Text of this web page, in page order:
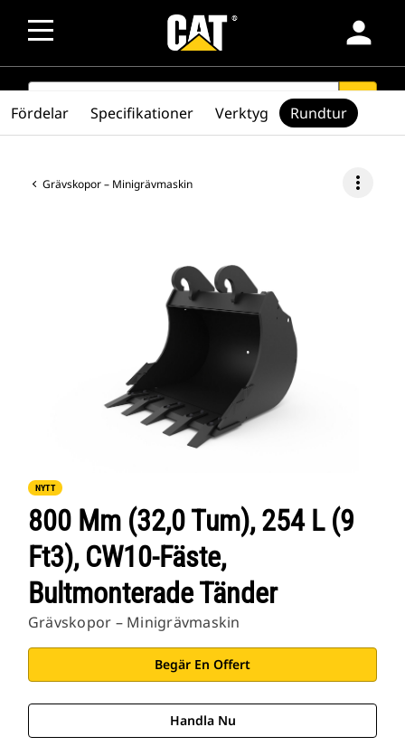
person
SEARCH search
Grävskopor – Minigrävmaskin more_vert
NYTT
800 Mm (32,0 Tum), 254 L (9
Ft3), CW10-Fäste,
Bultmonterade Tänder
Grävskopor – Minigrävmaskin
Begär En Offert
Handla Nu
Fördelar Specifikationer Verktyg Rundtur